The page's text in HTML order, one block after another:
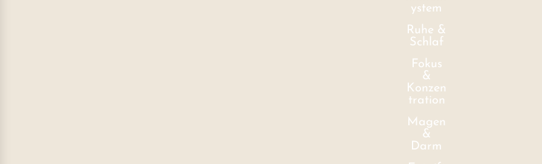
ystem
Ruhe &
Schlaf
Fokus
&
Konzen
tration
Magen
&
Darm